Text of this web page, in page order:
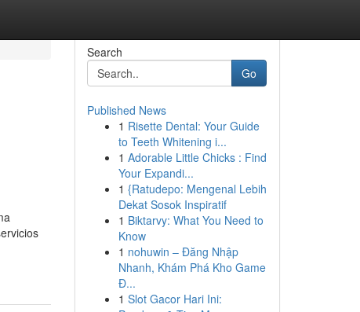
Search
Go
Published News
1 Risette Dental: Your Guide
to Teeth Whitening i...
1 Adorable Little Chicks : Find
Your Expandi...
1 {Ratudepo: Mengenal Lebih
Dekat Sosok Inspiratif
1 Biktarvy: What You Need to
Know
1 nohuwin – Đăng Nhập
Nhanh, Khám Phá Kho Game
Đ...
1 Slot Gacor Hari Ini: